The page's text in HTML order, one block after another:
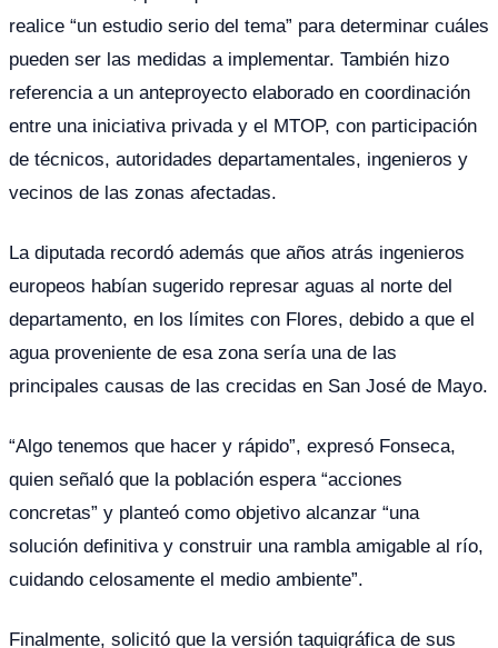
realice “un estudio serio del tema” para determinar cuáles
pueden ser las medidas a implementar. También hizo
referencia a un anteproyecto elaborado en coordinación
entre una iniciativa privada y el MTOP, con participación
de técnicos, autoridades departamentales, ingenieros y
vecinos de las zonas afectadas.
La diputada recordó además que años atrás ingenieros
europeos habían sugerido represar aguas al norte del
departamento, en los límites con Flores, debido a que el
agua proveniente de esa zona sería una de las
principales causas de las crecidas en San José de Mayo.
“Algo tenemos que hacer y rápido”, expresó Fonseca,
quien señaló que la población espera “acciones
concretas” y planteó como objetivo alcanzar “una
solución definitiva y construir una rambla amigable al río,
cuidando celosamente el medio ambiente”.
Finalmente, solicitó que la versión taquigráfica de sus